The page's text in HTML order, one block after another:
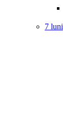
7 luni